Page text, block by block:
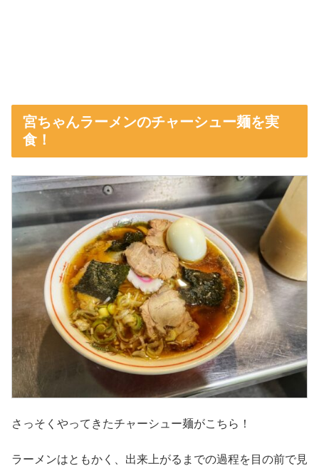
宮ちゃんラーメンのチャーシュー麺を実
食！
さっそくやってきたチャーシュー麺がこちら！
ラーメンはともかく、出来上がるまでの過程を目の前で見